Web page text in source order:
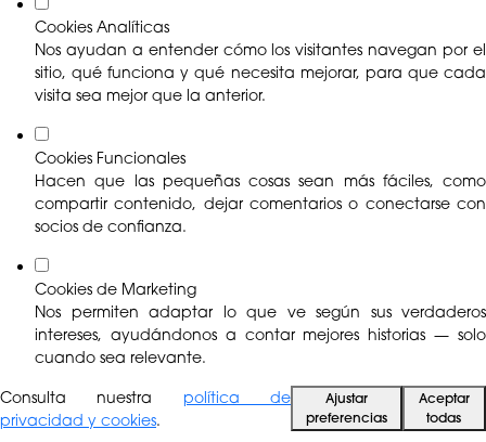
Cookies Analíticas
Nos ayudan a entender cómo los visitantes navegan por el
sitio, qué funciona y qué necesita mejorar, para que cada
visita sea mejor que la anterior.
Cookies Funcionales
Hacen que las pequeñas cosas sean más fáciles, como
compartir contenido, dejar comentarios o conectarse con
socios de confianza.
Cookies de Marketing
Nos permiten adaptar lo que ve según sus verdaderos
intereses, ayudándonos a contar mejores historias — solo
cuando sea relevante.
Consulta nuestra política de
privacidad y cookies.
Ajustar
preferencias
Aceptar
todas